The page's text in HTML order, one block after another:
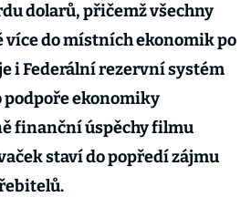
dolarů, přičemž všechny
více do místních ekonomik po
i Federální rezervní systém
podpoře ekonomiky
finanční úspěchy filmu
staví do popředí zájmu